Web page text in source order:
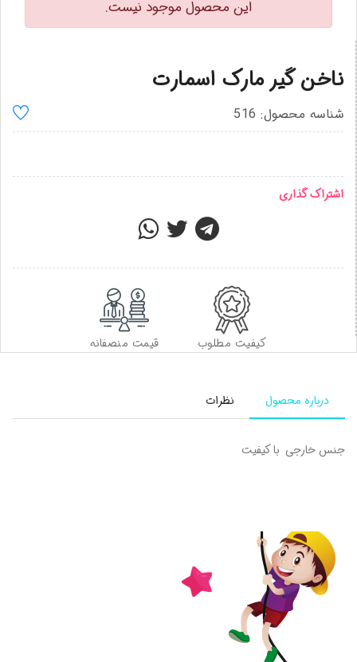
این محصول موجود نیست.
ناخن گیر مارک اسمارت
شناسه محصول: 516
اشتراک گذاری
قیمت منصفانه کیفیت مطلوب
درباره محصول نظرات
جنس خارجی با کیفیت